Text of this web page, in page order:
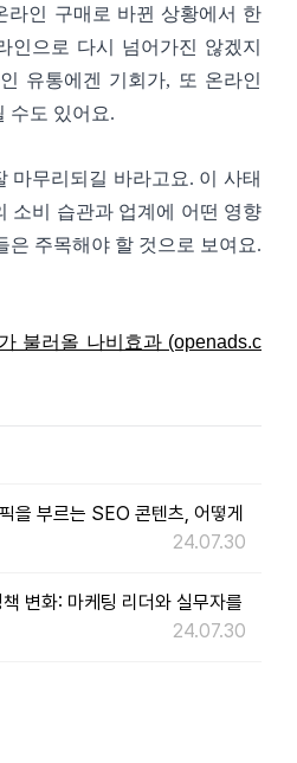
라인 구매로 바뀐 상황에서 한
인으로 다시 넘어가진 않겠지
유통에겐 기회가, 또 온라인
수도 있어요.
마무리되길 바라고요. 이 사태
소비 습관과 업계에 어떤 영향
은 주목해야 할 것으로 보여요.
불러올 나비효과 (openads.c
을 부르는 SEO 콘텐츠, 어떻게
24.07.30
변화: 마케팅 리더와 실무자를
24.07.30